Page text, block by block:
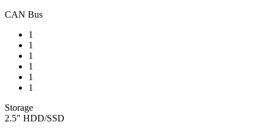
CAN Bus
1
1
1
1
1
1
Storage
2.5" HDD/SSD